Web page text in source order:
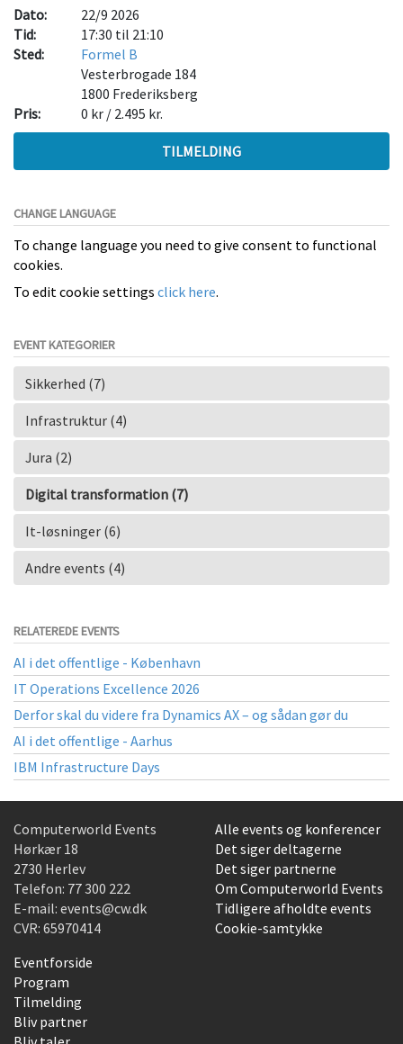
Dato:
22/9 2026
Tid:
17:30 til 21:10
Sted:
Formel B
Vesterbrogade 184
1800 Frederiksberg
Pris:
0 kr / 2.495 kr.
TILMELDING
CHANGE LANGUAGE
To change language you need to give consent to functional
cookies.
To edit cookie settings click here.
EVENT KATEGORIER
Sikkerhed (7)
Infrastruktur (4)
Jura (2)
Digital transformation (7)
It-løsninger (6)
Andre events (4)
RELATEREDE EVENTS
AI i det offentlige - København
IT Operations Excellence 2026
Derfor skal du videre fra Dynamics AX – og sådan gør du
AI i det offentlige - Aarhus
IBM Infrastructure Days
Computerworld Events
Hørkær 18
2730 Herlev
Telefon: 77 300 222
E-mail: events@cw.dk
CVR: 65970414
Alle events og konferencer
Det siger deltagerne
Det siger partnerne
Om Computerworld Events
Tidligere afholdte events
Cookie-samtykke
Eventforside
Program
Tilmelding
Bliv partner